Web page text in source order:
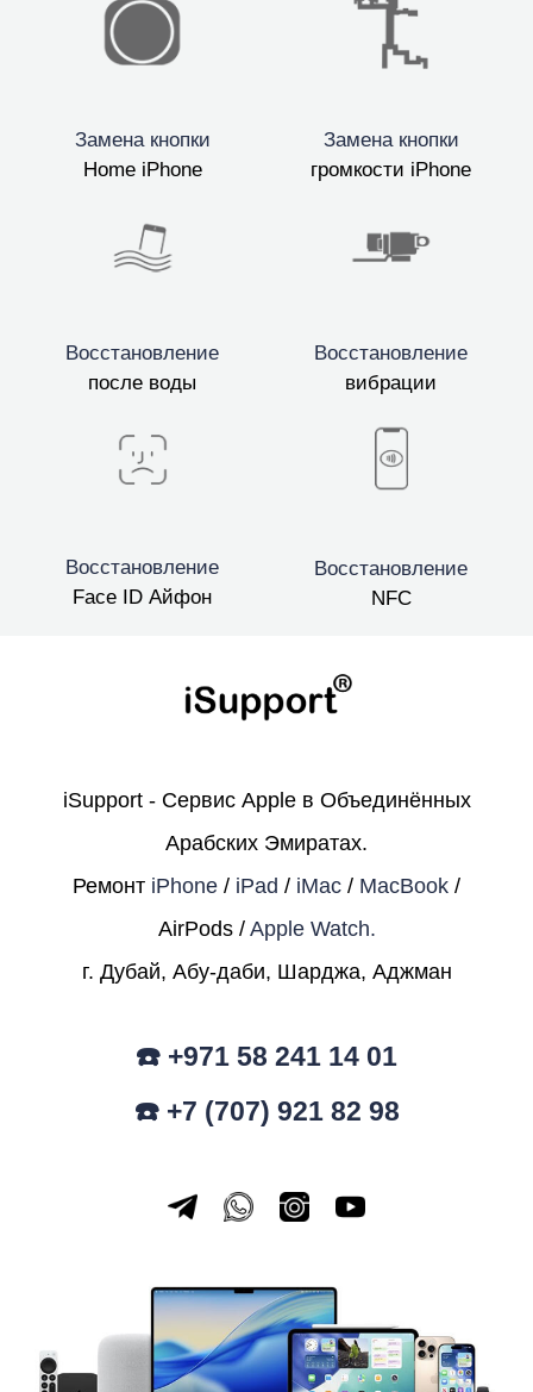
Замена кнопки
Home iPhone
Замена кнопки
громкости iPhone
Восстановление
после воды
Восстановление
вибрации
Восстановление
Face ID Айфон
Восстановление
NFC
iSupport - Сервис Apple в Объединённых
Арабских Эмиратах.
Ремонт iPhone / iPad / iMac / MacBook /
AirPods / Apple Watch.
г. Дубай, Абу-даби, Шарджа, Аджман
☎️ +971 58 241 14 01
☎️ +7 (707) 921 82 98